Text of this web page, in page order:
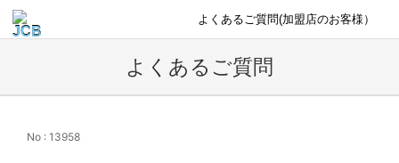
よくあるご質問(加盟店のお客様）
よくあるご質問
No : 13958